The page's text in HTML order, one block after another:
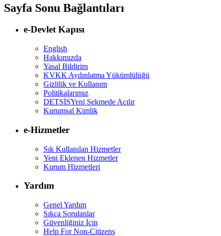
Sayfa Sonu Bağlantıları
e-Devlet Kapısı
English
Hakkımızda
Yasal Bildirim
KVKK Aydınlatma Yükümlülüğü
Gizlilik ve Kullanım
Politikalarımız
DETSİSYeni Sekmede Açılır
Kurumsal Kimlik
e-Hizmetler
Sık Kullanılan Hizmetler
Yeni Eklenen Hizmetler
Kurum Hizmetleri
Yardım
Genel Yardım
Sıkça Sorulanlar
Güvenliğiniz İçin
Help For Non-Citizens